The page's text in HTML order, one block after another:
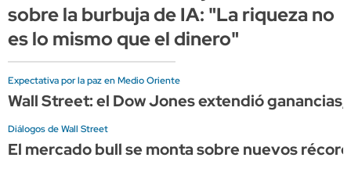
sobre la burbuja de IA: "La riqueza no
es lo mismo que el dinero"
Expectativa por la paz en Medio Oriente
Wall Street: el Dow Jones extendió
Diálogos de Wall Street
El mercado bull se monta sobre nuevos